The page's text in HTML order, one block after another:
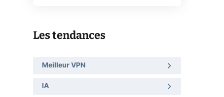
Les tendances
Meilleur VPN
IA